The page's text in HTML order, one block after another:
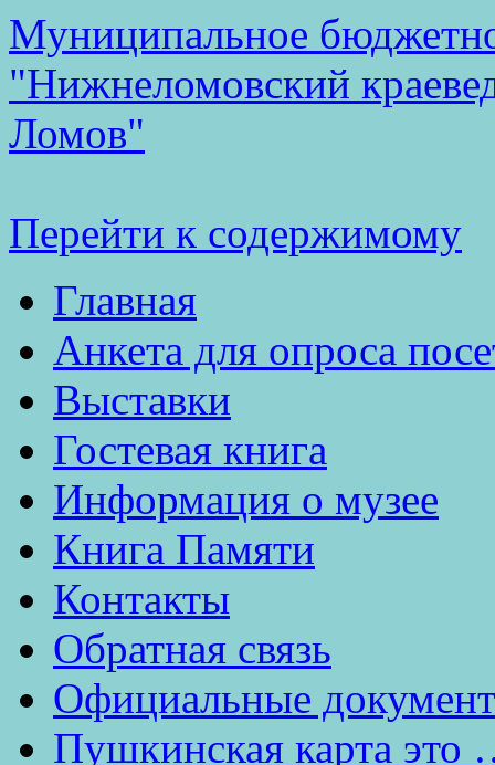
Муниципальное
"Нижнеломовский
Ломов"
Перейти к содержимому
Главная
Анкета для опроса
Выставки
Гостевая книга
Информация о музее
Книга Памяти
Контакты
Обратная связь
Официальные
Пушкинская карта это